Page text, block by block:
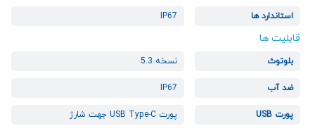
استاندارد ها IP67
قابلیت ها
بلوتوث نسخه 5.3
ضد آب IP67
پورت USB پورت USB Type-C جهت شارژ